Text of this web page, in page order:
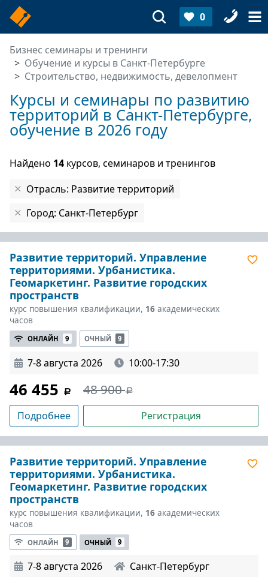
0
Бизнес семинары и тренинги
Обучение и курсы в Санкт-Петербурге
Строительство, недвижимость, девелопмент
Курсы и семинары по развитию
территорий в Санкт-Петербурге,
обучение в 2026 году
Найдено 14 курсов, семинаров и тренингов
Отрасль: Развитие территорий
Город: Санкт-Петербург
Развитие территорий. Управление
территориями. Урбанистика.
Геомаркетинг. Развитие городских
пространств
курс повышения квалификации, 16 академических
часов
ОНЛАЙН 9 ОЧНЫЙ 9
7-8 августа 2026 10:00-17:30
46 455 48 900
Подробнее Регистрация
Развитие территорий. Управление
территориями. Урбанистика.
Геомаркетинг. Развитие городских
пространств
курс повышения квалификации, 16 академических
часов
ОНЛАЙН 9 ОЧНЫЙ 9
7-8 августа 2026
Санкт-Петербург